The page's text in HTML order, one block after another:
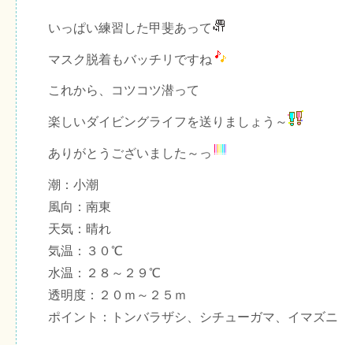
いっぱい練習した甲斐あって
マスク脱着もバッチリですね
これから、コツコツ潜って
楽しいダイビングライフを送りましょう～
ありがとうございました～っ
潮：小潮
風向：南東
天気：晴れ
気温：３０℃
水温：２８～２９℃
透明度：２０ｍ～２５ｍ
ポイント：トンバラザシ、シチューガマ、イマズニ